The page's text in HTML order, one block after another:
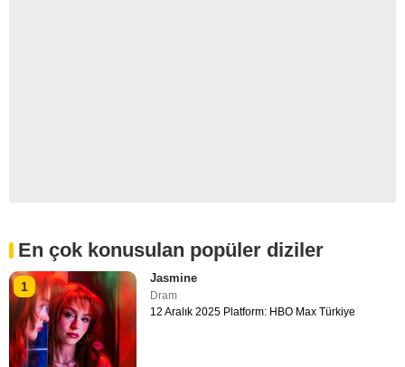
En çok konusulan popüler diziler
1
Jasmine
Dram
12 Aralık 2025 Platform: HBO Max Türkiye